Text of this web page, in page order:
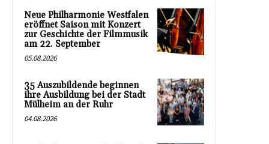
Neue Philharmonie Westfalen
eröffnet Saison mit Konzert
zur Geschichte der Filmmusik
am 22. September
05.08.2026
35 Auszubildende beginnen
ihre Ausbildung bei der Stadt
Mülheim an der Ruhr
04.08.2026